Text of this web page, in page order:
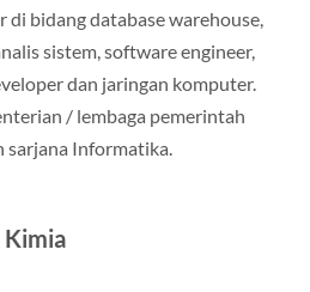
bidang database warehouse,
sistem, software engineer,
dan jaringan komputer.
/ lembaga pemerintah
Informatika.
Kimia